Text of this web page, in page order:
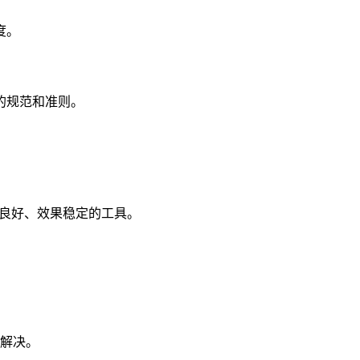
范和准则。
好、效果稳定的工具。
决。